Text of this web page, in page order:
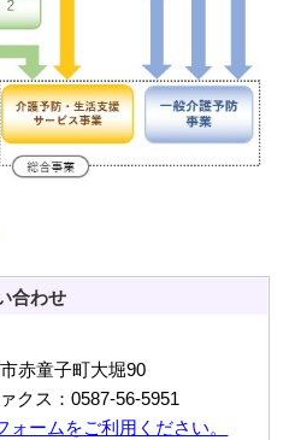
合わせ
赤童子町大堀90
クス：0587-56-5951
ームをご利用ください。